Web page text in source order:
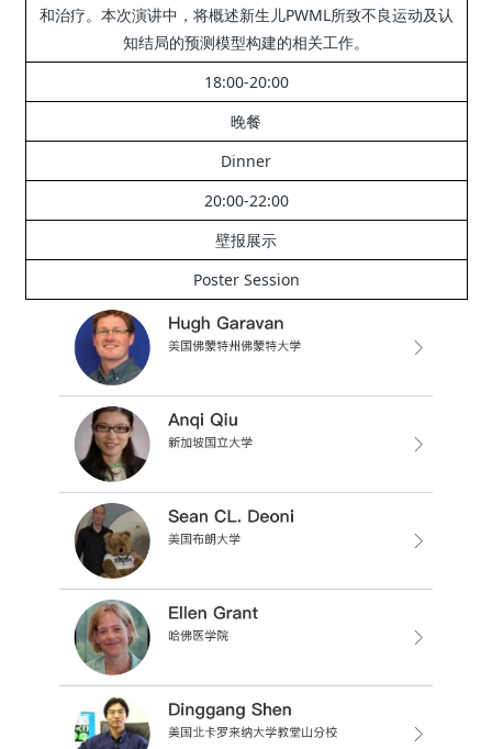
和治疗。 本次演讲中，将概述新生儿PWML所致不良运动及认
知结局的预测模型构建的相关工作。
18:00-20:00
晚餐
Dinner
20:00-22:00
壁报展示
Poster Session